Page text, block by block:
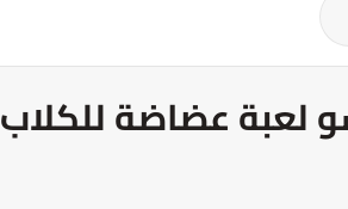
لعبة عضاضة للكلاب